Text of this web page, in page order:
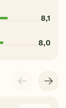
8,1
8,0